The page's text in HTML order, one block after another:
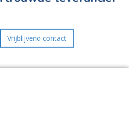
Vrijblijvend contact